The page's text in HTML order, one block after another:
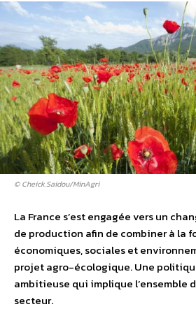
© Cheick.Saidou/MinAgri
La France s’est engagée vers un
de production afin de combiner à la
économiques, sociales et
projet agro-écologique. Une
ambitieuse qui implique l’ensemble
secteur.